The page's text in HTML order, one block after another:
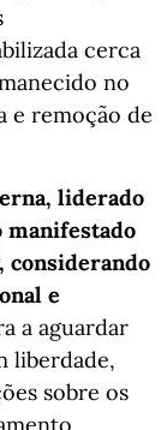
cerca
no
e remoção de
liderado
manifestado
considerando
e
a aguardar
liberdade,
sobre os